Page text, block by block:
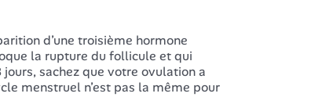
d’une troisième hormone
la rupture du follicule et qui
sachez que votre ovulation a
menstruel n’est pas la même pour